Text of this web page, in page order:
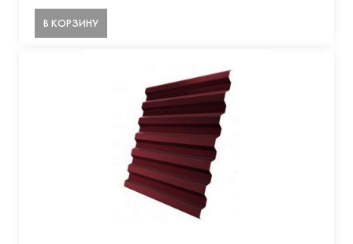
В КОРЗИНУ